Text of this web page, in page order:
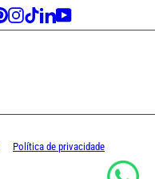
Pinterest
Instagram
TikTokLinkedInYouTube
Política de privacidade